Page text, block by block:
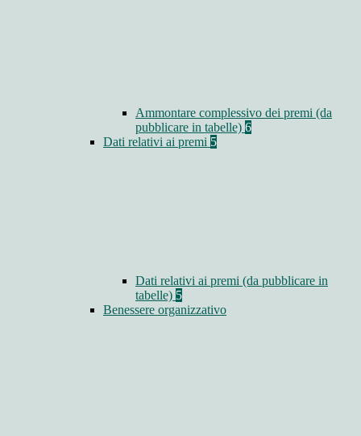
Ammontare complessivo dei premi (da
pubblicare in tabelle) 6
Dati relativi ai premi 5
Dati relativi ai premi (da pubblicare in
tabelle) 5
Benessere organizzativo